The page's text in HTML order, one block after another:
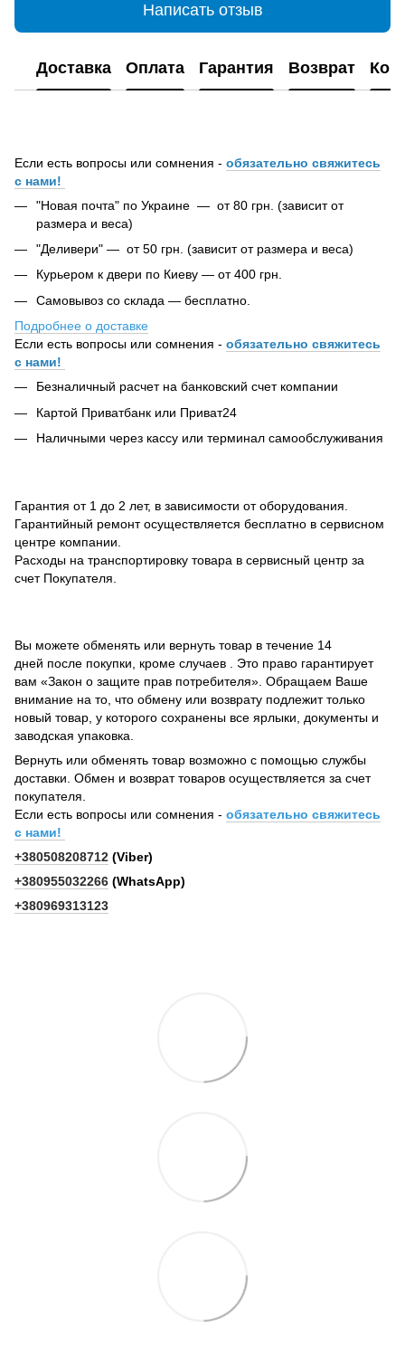
Написать отзыв
Доставка Оплата Гарантия Возврат
Если есть вопросы или сомнения - обязательно свяжитесь
с нами!
"Новая почта" по Украине — от 80 грн. (зависит от
размера и веса)
"Деливери" — от 50 грн. (зависит от размера и веса)
Курьером к двери по Киеву — от 400 грн.
Самовывоз со склада — бесплатно.
Подробнее о доставке
Если есть вопросы или сомнения - обязательно свяжитесь
с нами!
Безналичный расчет на банковский счет компании
Картой Приватбанк или Приват24
Наличными через кассу или терминал самообслуживания
Гарантия от 1 до 2 лет, в зависимости от оборудования.
Гарантийный ремонт осуществляется бесплатно в сервисном
центре компании.
Расходы на транспортировку товара в сервисный центр за
счет Покупателя.
Вы можете обменять или вернуть товар в течение 14
дней после покупки, кроме случаев . Это право гарантирует
вам «Закон о защите прав потребителя». Обращаем Ваше
внимание на то, что обмену или возврату подлежит только
новый товар, у которого сохранены все ярлыки, документы и
заводская упаковка.
Вернуть или обменять товар возможно с помощью службы
доставки. Обмен и возврат товаров осуществляется за счет
покупателя.
Если есть вопросы или сомнения - обязательно свяжитесь
с нами!
+380508208712 (Viber)
+380955032266 (WhatsApp)
+380969313123